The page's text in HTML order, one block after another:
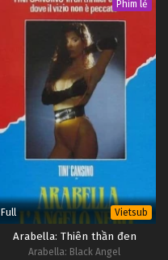
Phim lẻ
Full Vietsub
Arabella: Thiên thần đen
Arabella: Black Angel